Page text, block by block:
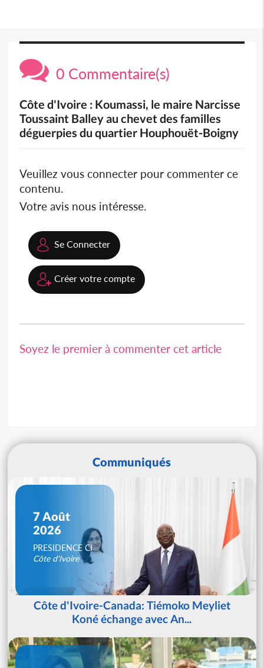
0 Commentaire(s)
Côte d'Ivoire : Koumassi, le maire Narcisse
Toussaint Balley au chevet des familles
déguerpies du quartier Houphouët-Boigny
Veuillez vous connecter pour commenter ce
contenu.
Votre avis nous intéresse.
Se Connecter
Créer votre compte
Soyez le premier à commenter cet article
Communiqués
7 Août
2026
PRESIDENCE CI
Côte d'Ivoire
Côte d'Ivoire-Canada: Tiémoko Meyliet
Koné échange avec An...